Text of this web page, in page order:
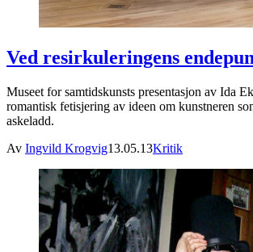
Ved resirkuleringens
Museet for samtidskunsts presentasjon av Ida
romantisk fetisjering av ideen om kunstneren
askeladd.
Av Ingvild Krogvig13.05.13Kritik